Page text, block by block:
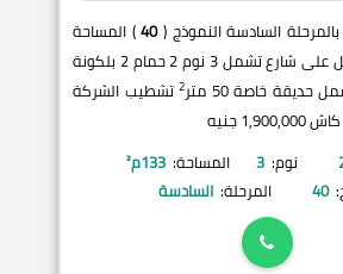
السادسة النموذج (40) المساحة
قبلي تطل على شارع تشمل 3 نوم 2 حمام 2 بلكونة
حديقة خاصة 50 متر
2 تشطيب الشركة
جنيه
نوم: 3 المساحة: 133م²
40 المرحلة: السادسة